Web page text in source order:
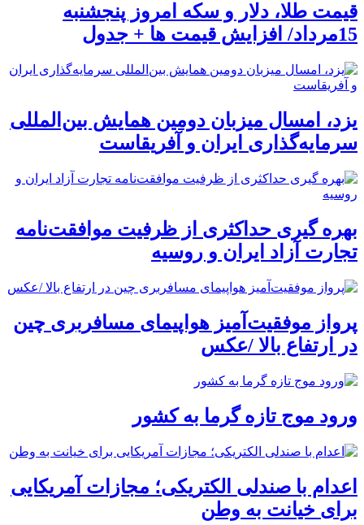
قیمت طلا، دلار و سکه امروز پنجشنبه
15مرداد/ افزایش قیمت ها + جدول
یزد، امسال میزبان دومین همایش بین‌المللی
سرمایه‌گذاری ایران و آفریقاست
بهره گیری حداکثری از ظرفیت موافقت‌نامه
تجارت آزاد ایران و روسیه
پرواز موفقیت‌آمیز هواپیمای مسافربری چین
در ارتفاع بالا /عکس
ورود موج تازه گرما به کشور
اعدام با صندلی الکتریکی؛ مجازات آمریکایی
برای خیانت به وطن